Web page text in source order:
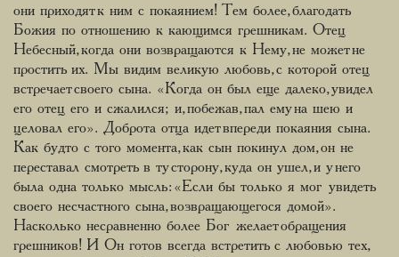
они приходят к ним с покаянием! Тем более, благодать
Божия по отношению к кающимся грешникам. Отец
Небесный, когда они возвращаются к Нему, не может не
простить их. Мы видим великую любовь, с которой отец
встречает своего сына. «Когда он был еще далеко, увидел
его отец его и сжалился; и, побежав, пал ему на шею и
целовал его». Доброта отца идет впереди покаяния сына.
Как будто с того момента, как сын покинул дом, он не
переставал смотреть в ту сторону, куда он ушел, и у него
была одна только мысль: «Если бы только я мог увидеть
своего несчастного сына, возвращающегося домой».
Насколько несравненно более Бог желает обращения
грешников! И Он готов всегда встретить с любовью тех,